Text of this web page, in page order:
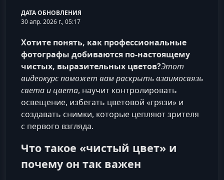
ДАТА ОБНОВЛЕНИЯ
30 апр. 2026 г., 05:17
Хотите понять, как профессиональные
фотографы добиваются по‑настоящему
чистых, выразительных цветов?Этот
видеокурс поможет вам раскрыть взаимосвязь
света и цвета, научит контролировать
освещение, избегать цветовой «грязи» и
создавать снимки, которые цепляют зрителя
с первого взгляда.
Что такое «чистый цвет» и
почему он так важен